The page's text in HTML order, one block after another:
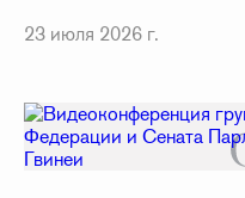
23 июля 2026 г.